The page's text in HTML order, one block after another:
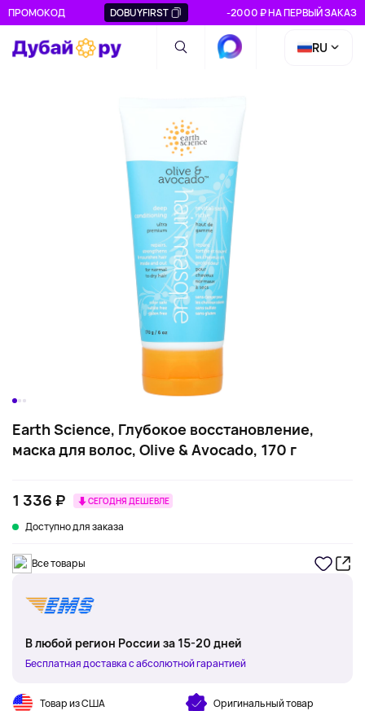
ПРОМОКОД DOBUYFIRST -2000 ₽ НА ПЕРВЫЙ ЗАКАЗ
RU
Earth Science, Глубокое восстановление,
маска для волос, Olive & Avocado, 170 г
1 336 ₽ СЕГОДНЯ ДЕШЕВЛЕ
Доступно для заказа
Все товары
В любой регион России за 15-20 дней
Бесплатная доставка с абсолютной гарантией
Товар из США Оригинальный товар